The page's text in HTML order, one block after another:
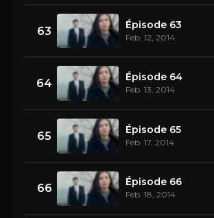
63 Épisode 63
Feb. 12, 2014
64 Épisode 64
Feb. 13, 2014
65 Épisode 65
Feb. 17, 2014
66 Épisode 66
Feb. 18, 2014